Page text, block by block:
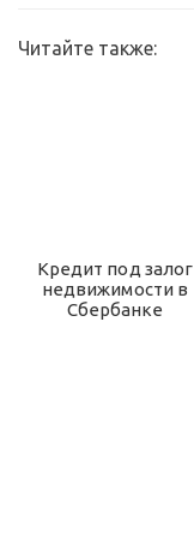
Читайте также:
Кредит под залог
недвижимости в
Сбербанке